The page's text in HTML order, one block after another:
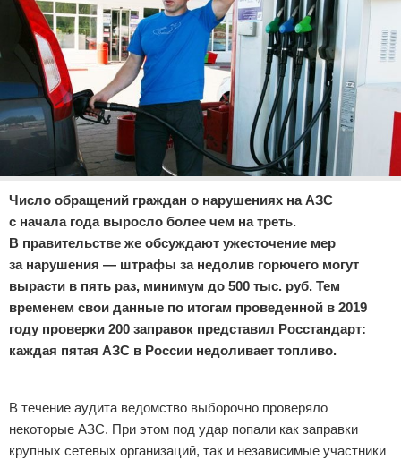
Экономика
Разное
Отказ от ответственности
Число обращений граждан о нарушениях на АЗС
с начала года выросло более чем на треть.
В правительстве же обсуждают ужесточение мер
за нарушения — штрафы за недолив горючего могут
вырасти в пять раз, минимум до 500 тыс. руб. Тем
временем свои данные по итогам проведенной в 2019
году проверки 200 заправок представил Росстандарт:
каждая пятая АЗС в России недоливает топливо.
В течение аудита ведомство выборочно проверяло
некоторые АЗС. При этом под удар попали как заправки
крупных сетевых организаций, так и независимые участники